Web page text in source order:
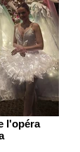
l'opéra